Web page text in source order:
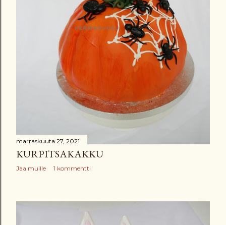
marraskuuta 27, 2021
KURPITSAKAKKU
Jaa muille 1 kommentti